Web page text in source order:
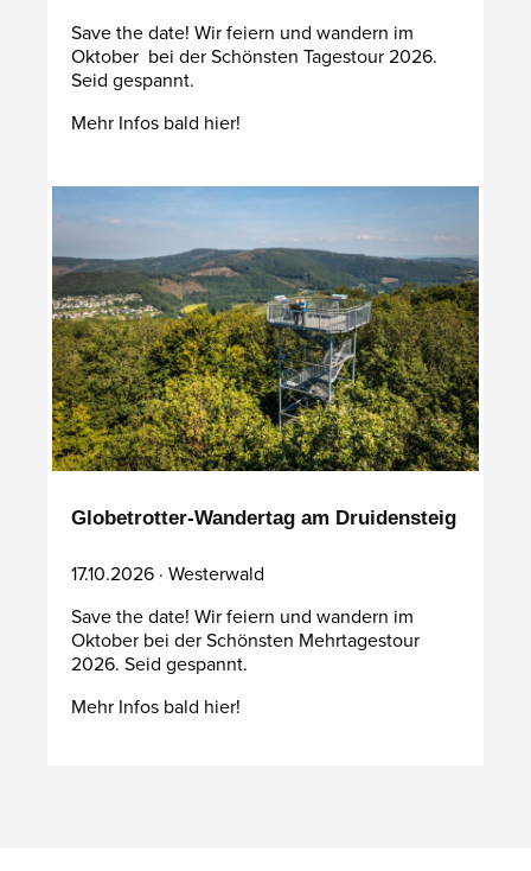
Save the date! Wir feiern und wandern im
Oktober bei der Schönsten Tagestour 2026.
Seid gespannt.
Mehr Infos bald hier!
Globetrotter-Wandertag am Druidensteig
17.10.2026 · Westerwald
Save the date! Wir feiern und wandern im
Oktober bei der Schönsten Mehrtagestour
2026. Seid gespannt.
Mehr Infos bald hier!